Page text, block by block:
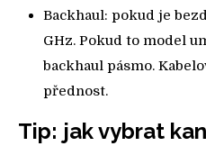
Backhaul: pokud je
GHz. Pokud to model
backhaul pásmo.
přednost.
Tip: jak vybrat